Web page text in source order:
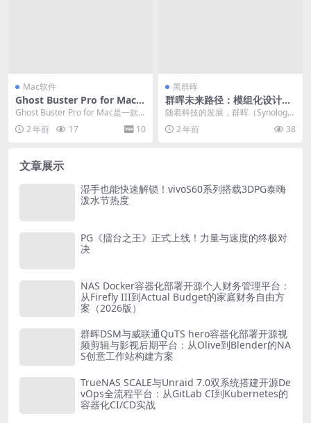
Mac软件
Ghost Buster Pro for Mac
3.2.8系统优化工具
Ghost Buster Pro for Mac是一款
功能强大的系统优化工具，专...
2 年前 17 10
黑群晖
群晖未来路径：模组化设计、
服务化进阶与云端化发展趋势
揭示
随着科技的发展，群晖（Synolog
y）在存储技术领域内展现出其在模
组化、服务化...
2 年前 38
文章展示
湿手也能快速解锁！vivoS60系列搭载3DPG泰嗨
泼水节热度
PG《擂台之王》正式上线！力量与速度的终极对
决
NAS Docker容器化部署开源个人财务管理平台：
从Firefly III到Actual Budget的家庭财务自由方
案（2026版）
群晖DSM与威联通QuTS hero容器化部署开源视
频剪辑与影视后期平台：从Olive到Blender的NA
S创意工作站构建方案
TrueNAS SCALE与Unraid 7.0双系统搭建开源De
vOps全流程平台：从GitLab CI到Kubernetes的
容器化CI/CD实战